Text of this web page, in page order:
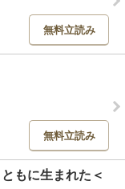
無料立読み
無料立読み
もに生まれた＜